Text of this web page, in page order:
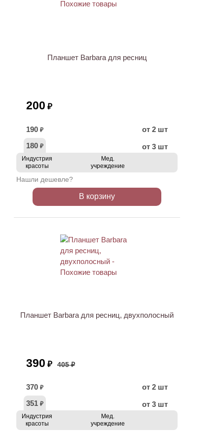
Планшет Barbara для ресниц
200 ₽
190 ₽
от 2 шт
180 ₽ от 3 шт
Индустрия
красоты
Мед.
учреждение
Нашли дешевле?
В корзину
Планшет Barbara для ресниц, двухполосный
390 ₽ 405 ₽
370 ₽
от 2 шт
351 ₽ от 3 шт
Индустрия
красоты
Мед.
учреждение